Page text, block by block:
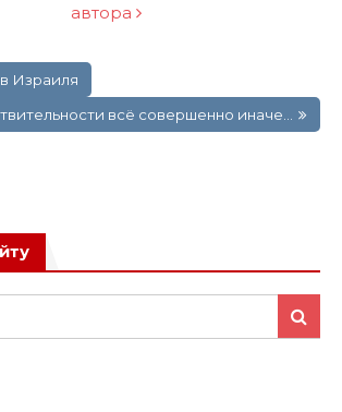
автора
Израиля
всё совершенно иначе…
Search